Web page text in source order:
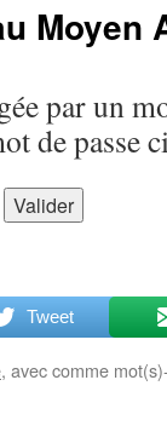
Moyen
par un
de passe
Tweet
, avec comme